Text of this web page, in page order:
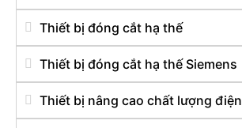
Thiết bị đóng cắt hạ thế
Thiết bị đóng cắt hạ thế Siemens
Thiết bị nâng cao chất lượng điện